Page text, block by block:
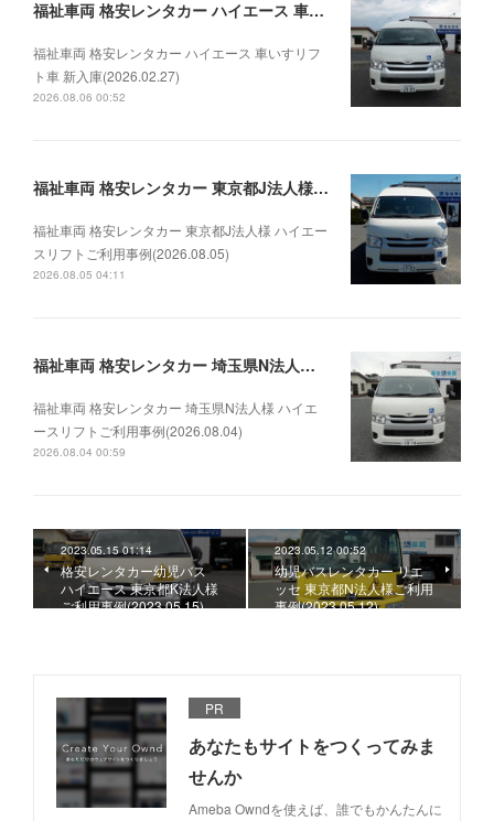
福祉車両 格安レンタカー ハイエース 車いすリフト車 新入庫(2026.02.27)
福祉車両 格安レンタカー ハイエース 車いすリフ
ト車 新入庫(2026.02.27)
2026.08.06 00:52
福祉車両 格安レンタカー 東京都J法人様 ハイエースリフトご利用事例(2026.08.05)
福祉車両 格安レンタカー 東京都J法人様 ハイエー
スリフトご利用事例(2026.08.05)
2026.08.05 04:11
福祉車両 格安レンタカー 埼玉県N法人様 ハイエースリフトご利用事例(2026.08.04)
福祉車両 格安レンタカー 埼玉県N法人様 ハイエ
ースリフトご利用事例(2026.08.04)
2026.08.04 00:59
2023.05.15 01:14
格安レンタカー幼児バス
ハイエース 東京都K法人様
ご利用事例(2023.05.15)
2023.05.12 00:52
幼児バスレンタカー リエ
ッセ 東京都N法人様ご利用
事例(2023.05.12)
PR
あなたもサイトをつくってみま
せんか
Ameba Owndを使えば、誰でもかんたんに